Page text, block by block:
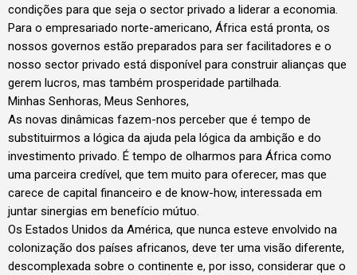
condições para que seja o sector privado a liderar a economia.
Para o empresariado norte-americano, África está pronta, os
nossos governos estão preparados para ser facilitadores e o
nosso sector privado está disponível para construir alianças que
gerem lucros, mas também prosperidade partilhada.
Minhas Senhoras, Meus Senhores,
As novas dinâmicas fazem-nos perceber que é tempo de
substituirmos a lógica da ajuda pela lógica da ambição e do
investimento privado. É tempo de olharmos para África como
uma parceira credível, que tem muito para oferecer, mas que
carece de capital financeiro e de know-how, interessada em
juntar sinergias em benefício mútuo.
Os Estados Unidos da América, que nunca esteve envolvido na
colonização dos países africanos, deve ter uma visão diferente,
descomplexada sobre o continente e, por isso, considerar que o